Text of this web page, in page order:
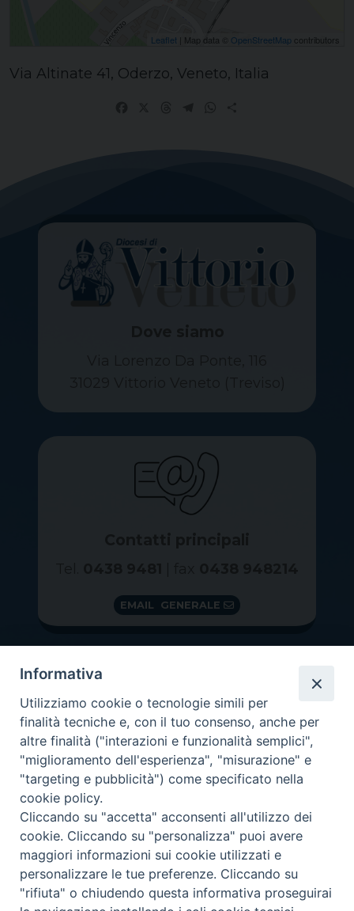
Leaflet | Map data © OpenStreetMap contributors
Via Altinate 41, Oderzo, Veneto, Italia
EMAIL GENERALE
GRAZIE PER IL TUO AIUTO
Insieme per la Diocesi
Copyright 2026 ©Diocesi di Vittorio Veneto-Privacy
Informativa
Utilizziamo cookie o tecnologie simili per
finalità tecniche e, con il tuo consenso, anche per
altre finalità ("interazioni e funzionalità semplici",
"miglioramento dell'esperienza", "misurazione" e
"targeting e pubblicità") come specificato nella
cookie policy.
Cliccando su "accetta" acconsenti all'utilizzo dei
cookie. Cliccando su "personalizza" puoi avere
maggiori informazioni sui cookie utilizzati e
personalizzare le tue preferenze. Cliccando su
"rifiuta" o chiudendo questa informativa proseguirai